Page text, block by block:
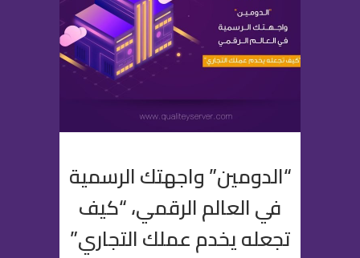
“الدومين” واجهتك الرسمية
في العالم الرقمي، “كيف
تجعله يخدم عملك التجاري”